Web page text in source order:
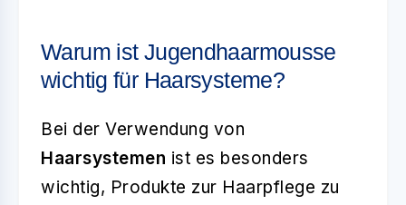
Warum ist Jugendhaarmousse
wichtig für Haarsysteme?
Bei der Verwendung von
Haarsystemen ist es besonders
wichtig, Produkte zur Haarpflege zu